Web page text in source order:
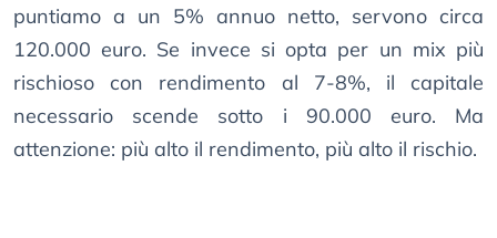
puntiamo a un 5% annuo netto, servono circa
120.000 euro. Se invece si opta per un mix più
rischioso con rendimento al 7-8%, il capitale
necessario scende sotto i 90.000 euro. Ma
attenzione: più alto il rendimento, più alto il rischio.